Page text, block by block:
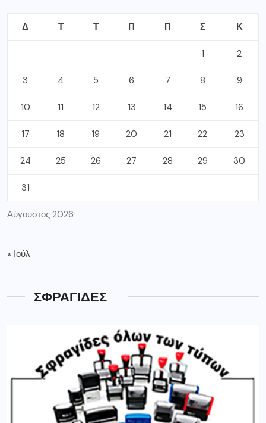
Αύγουστος 2026
Δ Τ Τ Π Π Σ Κ
1 2
3 4 5 6 7 8 9
10 11 12 13 14 15 16
17 18 19 20 21 22 23
24 25 26 27 28 29 30
31
« Ιούλ
ΣΦΡΑΓΙΔΕΣ